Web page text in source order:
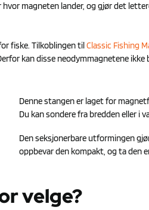
magneten lander, og gjør det
fiske. Tilkoblingen tilClassic Fishing
kan disse neodymmagnetene ikke
Denne stangen er laget for
Du kan sondere fra bredden eller i
Den seksjonerbare utformingen
oppbevar den kompakt, og ta den
velge?